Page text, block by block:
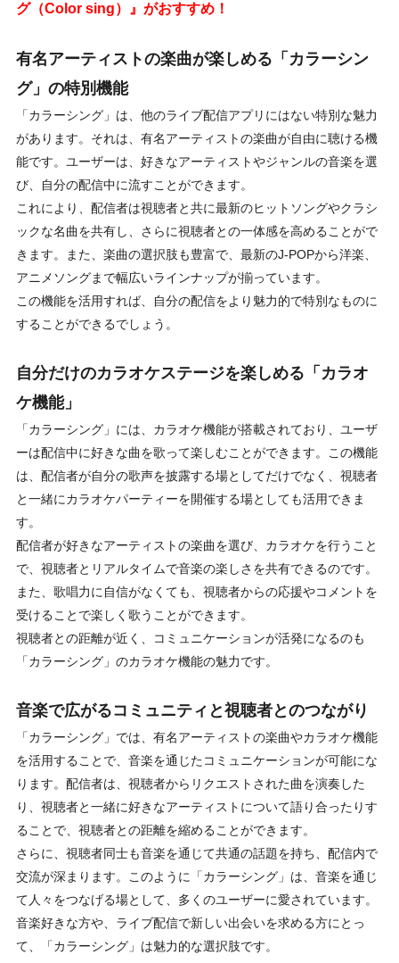
グ（Color sing）』がおすすめ！
有名アーティストの楽曲が楽しめる「カラーシン
グ」の特別機能
「カラーシング」は、他のライブ配信アプリにはない特別な魅力
があります。それは、有名アーティストの楽曲が自由に聴ける機
能です。ユーザーは、好きなアーティストやジャンルの音楽を選
び、自分の配信中に流すことができます。
これにより、配信者は視聴者と共に最新のヒットソングやクラシ
ックな名曲を共有し、さらに視聴者との一体感を高めることがで
きます。また、楽曲の選択肢も豊富で、最新のJ-POPから洋楽、
アニメソングまで幅広いラインナップが揃っています。
この機能を活用すれば、自分の配信をより魅力的で特別なものに
することができるでしょう。
自分だけのカラオケステージを楽しめる「カラオ
ケ機能」
「カラーシング」には、カラオケ機能が搭載されており、ユーザ
ーは配信中に好きな曲を歌って楽しむことができます。この機能
は、配信者が自分の歌声を披露する場としてだけでなく、視聴者
と一緒にカラオケパーティーを開催する場としても活用できま
す。
配信者が好きなアーティストの楽曲を選び、カラオケを行うこと
で、視聴者とリアルタイムで音楽の楽しさを共有できるのです。
また、歌唱力に自信がなくても、視聴者からの応援やコメントを
受けることで楽しく歌うことができます。
視聴者との距離が近く、コミュニケーションが活発になるのも
「カラーシング」のカラオケ機能の魅力です。
音楽で広がるコミュニティと視聴者とのつながり
「カラーシング」では、有名アーティストの楽曲やカラオケ機能
を活用することで、音楽を通じたコミュニケーションが可能にな
ります。配信者は、視聴者からリクエストされた曲を演奏した
り、視聴者と一緒に好きなアーティストについて語り合ったりす
ることで、視聴者との距離を縮めることができます。
さらに、視聴者同士も音楽を通じて共通の話題を持ち、配信内で
交流が深まります。このように「カラーシング」は、音楽を通じ
て人々をつなげる場として、多くのユーザーに愛されています。
音楽好きな方や、ライブ配信で新しい出会いを求める方にとっ
て、「カラーシング」は魅力的な選択肢です。